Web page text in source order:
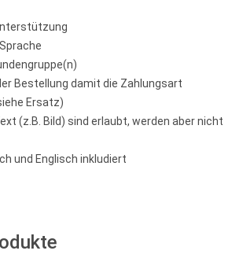
Bestellung damit die Zahlungsart
Ersatz)
(z.B. Bild) sind erlaubt, werden aber nicht
und Englisch inkludiert